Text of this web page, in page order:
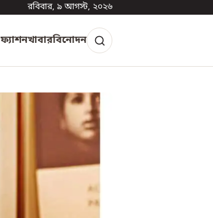
রবিবার, ৯ আগস্ট, ২০২৬
ফ্যাশনখাবারবিনোদন